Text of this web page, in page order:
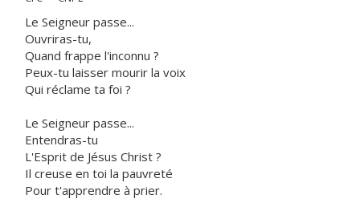
Le Seigneur passe...
Ouvriras-tu,
Quand frappe l'inconnu ?
Peux-tu laisser mourir la voix
Qui réclame ta foi ?
Le Seigneur passe...
Entendras-tu
L'Esprit de Jésus Christ ?
Il creuse en toi la pauvreté
Pour t'apprendre à prier.